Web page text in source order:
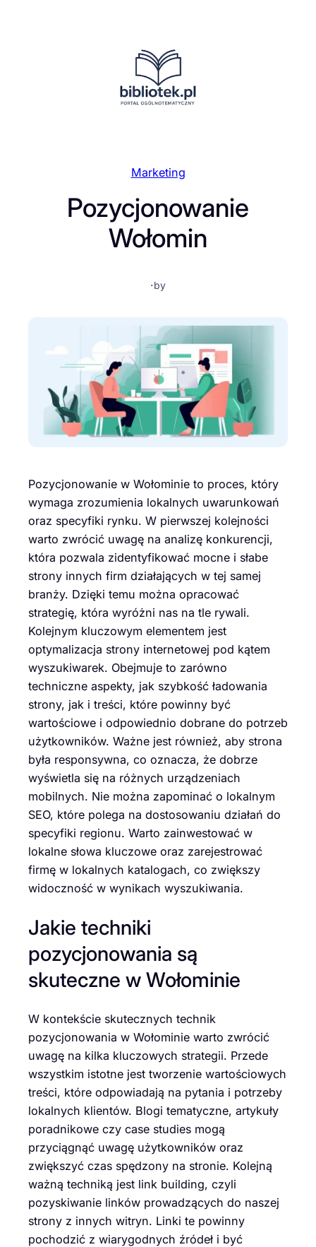
Marketing
Pozycjonowanie
Wołomin
·by
Pozycjonowanie w Wołominie to proces, który
wymaga zrozumienia lokalnych uwarunkowań
oraz specyfiki rynku. W pierwszej kolejności
warto zwrócić uwagę na analizę konkurencji,
która pozwala zidentyfikować mocne i słabe
strony innych firm działających w tej samej
branży. Dzięki temu można opracować
strategię, która wyróżni nas na tle rywali.
Kolejnym kluczowym elementem jest
optymalizacja strony internetowej pod kątem
wyszukiwarek. Obejmuje to zarówno
techniczne aspekty, jak szybkość ładowania
strony, jak i treści, które powinny być
wartościowe i odpowiednio dobrane do potrzeb
użytkowników. Ważne jest również, aby strona
była responsywna, co oznacza, że dobrze
wyświetla się na różnych urządzeniach
mobilnych. Nie można zapominać o lokalnym
SEO, które polega na dostosowaniu działań do
specyfiki regionu. Warto zainwestować w
lokalne słowa kluczowe oraz zarejestrować
firmę w lokalnych katalogach, co zwiększy
widoczność w wynikach wyszukiwania.
Jakie techniki
pozycjonowania są
skuteczne w Wołominie
W kontekście skutecznych technik
pozycjonowania w Wołominie warto zwrócić
uwagę na kilka kluczowych strategii. Przede
wszystkim istotne jest tworzenie wartościowych
treści, które odpowiadają na pytania i potrzeby
lokalnych klientów. Blogi tematyczne, artykuły
poradnikowe czy case studies mogą
przyciągnąć uwagę użytkowników oraz
zwiększyć czas spędzony na stronie. Kolejną
ważną techniką jest link building, czyli
pozyskiwanie linków prowadzących do naszej
strony z innych witryn. Linki te powinny
pochodzić z wiarygodnych źródeł i być